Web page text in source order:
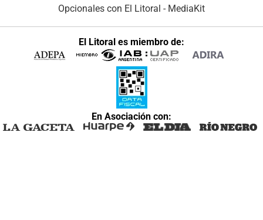
Opcionales con El Litoral - MediaKit
El Litoral es miembro de:
En Asociación con: